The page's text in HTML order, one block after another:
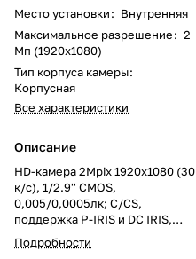
Место установки: Внутренняя
Максимальное разрешение: 2
Мп (1920x1080)
Тип корпуса камеры:
Корпусная
Все характеристики
Описание
HD-камера 2Mpix 1920x1080 (30
к/с), 1/2.9'' CMOS,
0,005/0,0005лк; C/CS,
поддержка P-IRIS и DC IRIS,
мех. ИК-фильтр, аппаратная
функция WDR, сжатие H.265 /
Подробности